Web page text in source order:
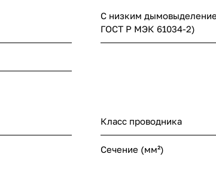
С низким
ГОСТ Р МЭК 61034-2)
Класс проводника
Сечение (мм²)